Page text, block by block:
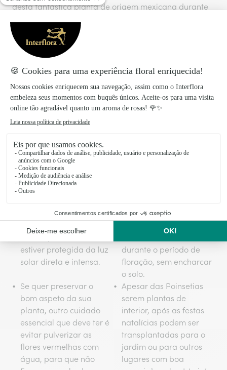
desta fantástica planta de origem mexicana durante
ano seguinte com uma coloração vermelha ainda
mais intensa. Aqui estão alguns conselhos e dicas:
Se quer conservar esta
período de tempo
superior à data
la num lugar com
constantes – entre os
16°C e os 21 °C – e que
não esteja sujeito a
correntes de ar intensas.
Se a planta já está
local onde se encontra,
o nível de luz não é de
especialmente durante
quente, a planta irá
estiver protegida da luz
solar direta e intensa.
só deverá aumentar a
durante o período de
floração, sem encharcar
o solo.
Se quer preservar o
bom aspeto da sua
planta, outro cuidado
essencial que deve ter é
evitar pulverizar as
flores vermelhas com
água, para que não
Apesar das Poinsetias
serem plantas de
interior, após as festas
natalícias podem ser
transplantadas para o
jardim ou para outros
lugares com boa